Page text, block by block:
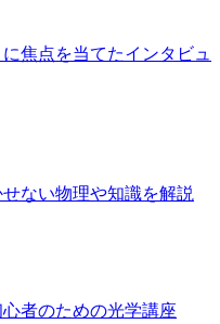
焦点を当てたインタビュ
ない物理や知識を解説
者のための光学講座